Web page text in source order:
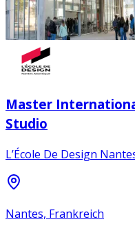
Master
Studio
L’École De Design
Nantes, Frankreich